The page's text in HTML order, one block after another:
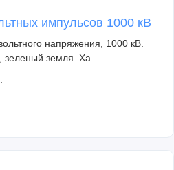
импульсов 1000 кВ
напряжения, 1000 кВ.
земля. Ха..